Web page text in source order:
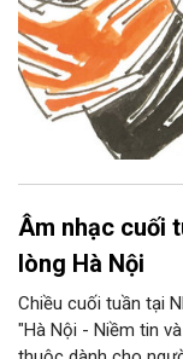
Âm nhạc cuối
lòng Hà Nội
Chiều cuối tuần tại
"Hà Nội - Niềm tin